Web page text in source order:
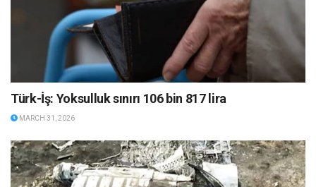
Türk-İş: Yoksulluk sınırı 106 bin 817 lira
MARCH 31, 2026